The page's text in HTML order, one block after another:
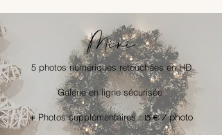
Mini
5 photos numériques retouchées en HD
Galerie en ligne sécurisée
+ Photos supplémentaires :15 €/ photo